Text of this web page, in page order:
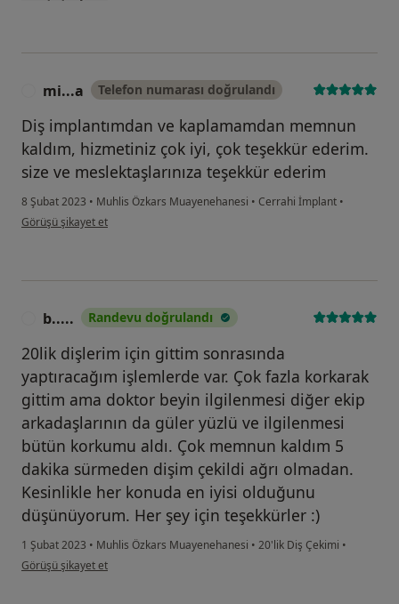
mi...a Telefon numarası doğrulandı
Diş implantımdan ve kaplamamdan memnun
kaldım, hizmetiniz çok iyi, çok teşekkür ederim.
size ve meslektaşlarınıza teşekkür ederim
8 Şubat 2023 • Muhlis Özkars Muayenehanesi • Cerrahi İmplant •
kullanıcının görüşüne göre mi...a
Görüşü şikayet et
b..... Randevu doğrulandı
20lik dişlerim için gittim sonrasında
yaptıracağım işlemlerde var. Çok fazla korkarak
gittim ama doktor beyin ilgilenmesi diğer ekip
arkadaşlarının da güler yüzlü ve ilgilenmesi
bütün korkumu aldı. Çok memnun kaldım 5
dakika sürmeden dişim çekildi ağrı olmadan.
Kesinlikle her konuda en iyisi olduğunu
düşünüyorum. Her şey için teşekkürler :)
1 Şubat 2023 • Muhlis Özkars Muayenehanesi • 20'lik Diş Çekimi •
kullanıcının görüşüne göre b.....
Görüşü şikayet et